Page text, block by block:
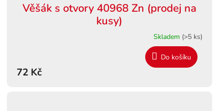
Věšák s otvory 40968 Zn (prodej na
kusy)
Skladem (>5 ks)
72 Kč
Do košíku